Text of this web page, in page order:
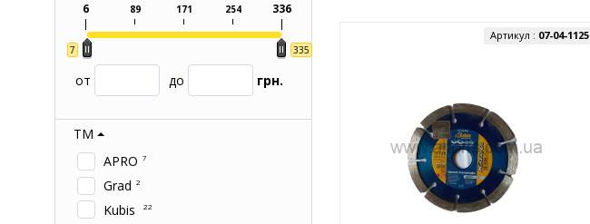
7 335
6 89 171 254 336
от до грн.
ТМ
APRO 7
Grad 2
Kubis 22
Артикул : 07-04-1125